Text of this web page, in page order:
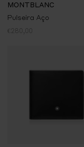
MONTBLANC
Pulseira Aço
€280,00